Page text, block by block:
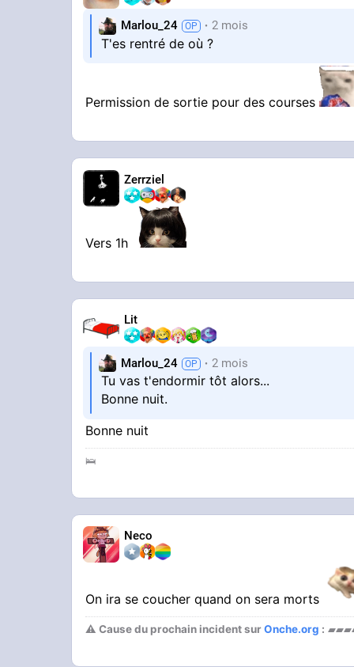
Marlou_24 2 mois
T'es rentré de où ?
Permission de sortie pour des courses
Zerrziel
Vers 1h
Lit
Marlou_24 2 mois
Tu vas t'endormir tôt alors...
Bonne nuit.
Bonne nuit
🛌
Neco
On ira se coucher quand on sera morts
⚠ Cause du prochain incident surOnche.org :